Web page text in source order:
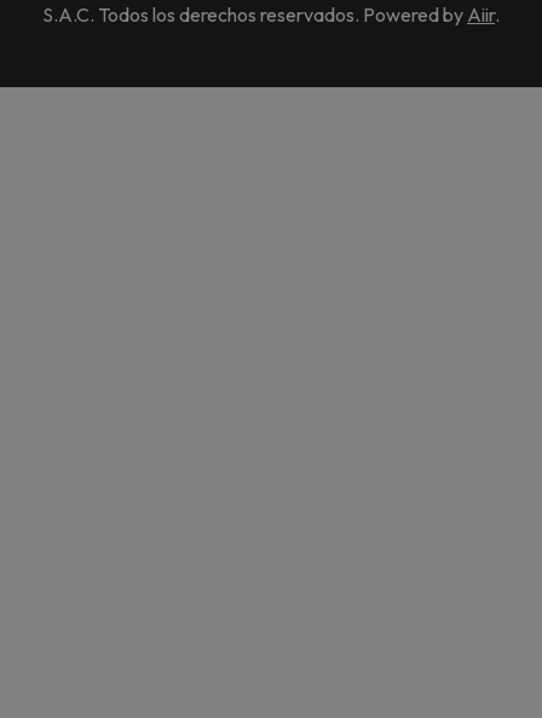
S.A.C. Todos los derechos reservados. Powered by Aiir.